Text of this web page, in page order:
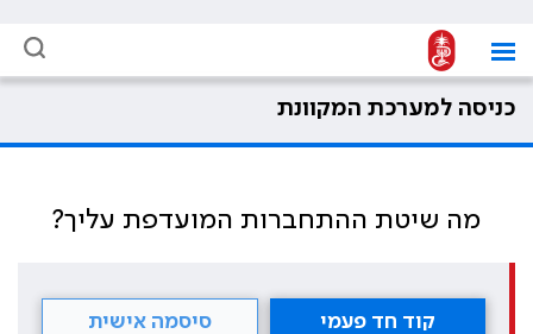
כניסה למערכת המקוונת
מה שיטת ההתחברות המועדפת עליך?
קוד חד פעמי סיסמה אישית